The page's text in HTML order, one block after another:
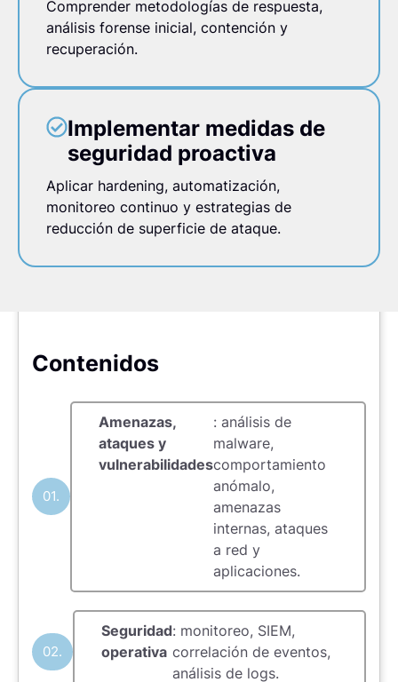
Comprender metodologías de respuesta,
análisis forense inicial, contención y
recuperación.
Implementar medidas de
seguridad proactiva
Aplicar hardening, automatización,
monitoreo continuo y estrategias de
reducción de superficie de ataque.
Contenidos
01.
Amenazas,
ataques y
vulnerabilidades
: análisis de
malware,
comportamiento
anómalo,
amenazas
internas, ataques
a red y
aplicaciones.
02.
Seguridad
operativa
: monitoreo, SIEM,
correlación de eventos,
análisis de logs.